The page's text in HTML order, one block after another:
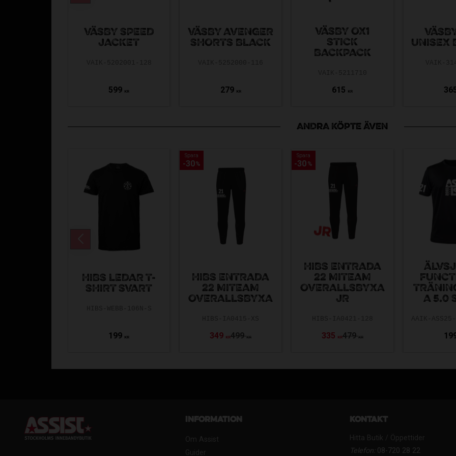
VÄSBY SPEED
JACKET
599 KR
VÄSBY AVENGER
SHORTS BLACK
279 KR
VÄSBY OX1
STICK
BACKPACK
615 KR
UNISEX
ANDRA KÖPTE ÄVEN
HIBS LEDAR T-
SHIRT SVART
199 KR
Spara
30%
HIBS ENTRADA
22 MITEAM
OVERALLSBYXA
349 KR499 KR
Spara
30%
Spara
30 %
HIBS ENTRADA
22 MITEAM
OVERALLSBYXA
JR
335 KR479 KR
Spara
30 %
A 5.0
Information
Om Assist
Guider
Kontakt
Hitta Butik / Öppettider
Telefon:08-720 28 22